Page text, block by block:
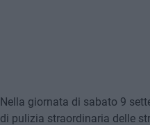
Nella giornata di sabato 9
di pulizia straordinaria delle